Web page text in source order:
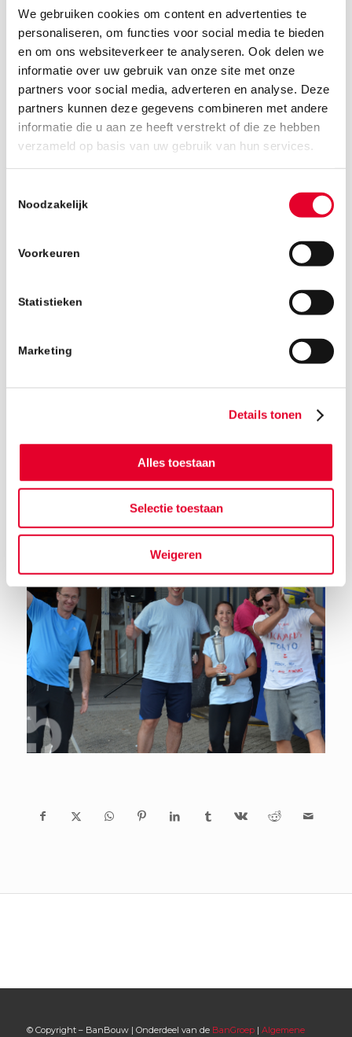
We gebruiken cookies om content en advertenties te
personaliseren, om functies voor social media te bieden
en om ons websiteverkeer te analyseren. Ook delen we
informatie over uw gebruik van onze site met onze
partners voor social media, adverteren en analyse. Deze
partners kunnen deze gegevens combineren met andere
informatie die u aan ze heeft verstrekt of die ze hebben
verzameld op basis van uw gebruik van hun services.
Noodzakelijk
Voorkeuren
Statistieken
Marketing
Details tonen
Alles toestaan
Selectie toestaan
Weigeren
3 september 2018
Terug naar het nieuwsoverzicht
© Copyright – BanBouw | Onderdeel van de BanGroep| Algemene